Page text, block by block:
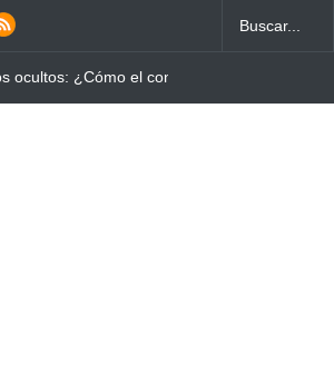
¿Cómo el consumo de alimentos